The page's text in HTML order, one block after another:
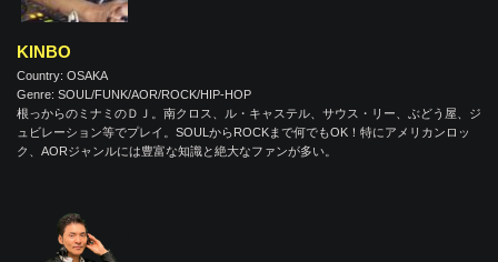
KINBO
Country: OSAKA
Genre: SOUL/FUNK/AOR/ROCK/HIP-HOP
根っからのミナミのＤＪ。南クロス、ル・キャステル、サウス・リー、ぶどう屋、ジ
ュビレーション等でプレイ。SOULからROCKまで何でもOK！特にアメリカンロッ
ク、AORジャンルには豊富な知識と絶大なファンが多い。